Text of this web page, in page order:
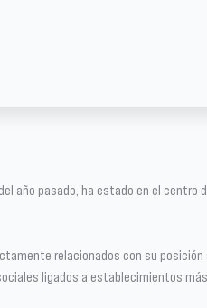
año pasado, ha estado en el centro
relacionados con su posición
ligados a establecimientos